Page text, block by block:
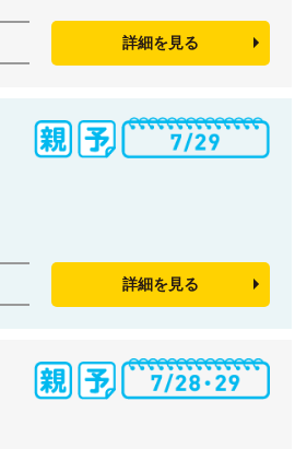
詳細を見る
詳細を見る